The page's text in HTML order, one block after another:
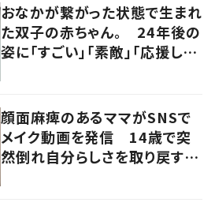
おなかが繋がった状態で生まれ
た双子の赤ちゃん。 24年後の
姿に「すごい」「素敵」「応援して
顔面麻痺のあるママがSNSで
メイク動画を発信 14歳で突
然倒れ自分らしさを取り戻すま